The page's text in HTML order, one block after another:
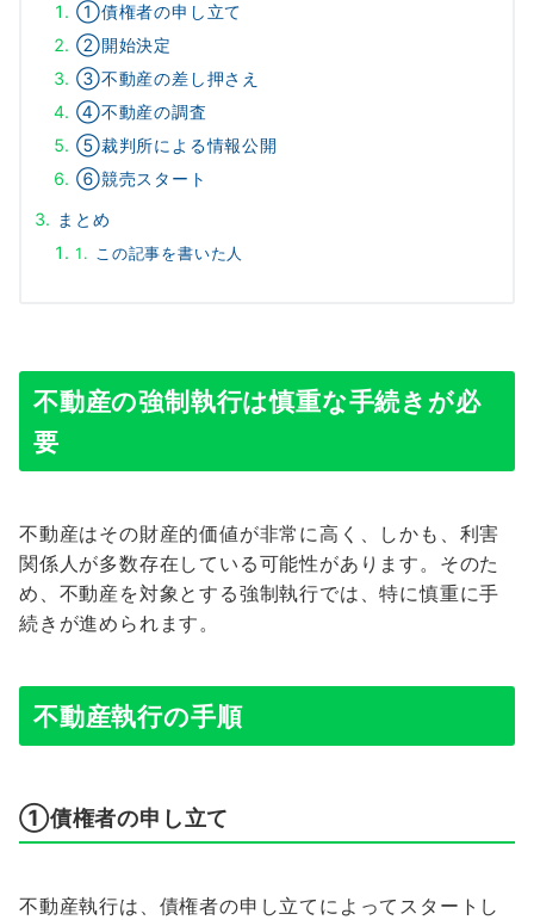
①債権者の申し立て
②開始決定
③不動産の差し押さえ
④不動産の調査
⑤裁判所による情報公開
⑥競売スタート
まとめ
この記事を書いた人
不動産の強制執行は慎重な手続きが必
要
不動産はその財産的価値が非常に高く、しかも、利害
関係人が多数存在している可能性があります。そのた
め、不動産を対象とする強制執行では、特に慎重に手
続きが進められます。
不動産執行の手順
①債権者の申し立て
不動産執行は、債権者の申し立てによってスタートし